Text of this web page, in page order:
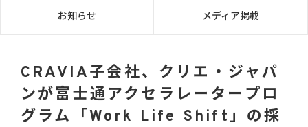
お知らせ メディア掲載
CRAVIA子会社、クリエ・ジャパ
ンが富士通アクセラレータープロ
グラム「Work Life Shift」の採